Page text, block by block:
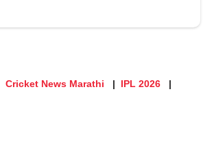
Cricket News Marathi
IPL 2026